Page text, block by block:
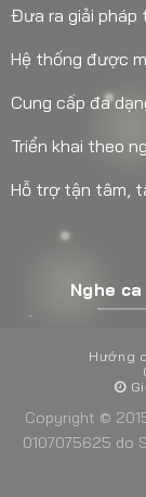
Đưa ra giải pháp
Hệ thống được
Cung cấp đa
Triển khai theo
Hỗ trợ tận tâm,
Nghe
Hướng
Copyright © 2015
0107075625 do